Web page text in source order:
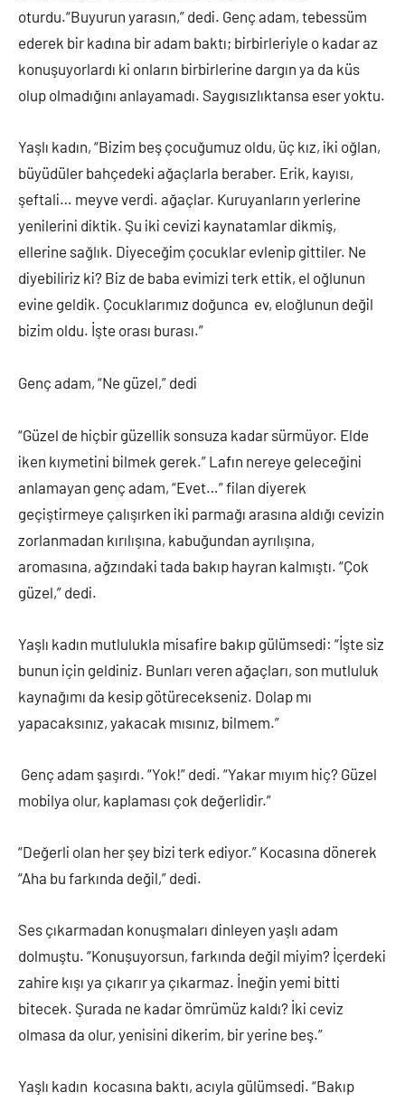
oturdu.“Buyurun yarasın,” dedi. Genç adam, tebessüm
ederek bir kadına bir adam baktı; birbirleriyle o kadar az
konuşuyorlardı ki onların birbirlerine dargın ya da küs
olup olmadığını anlayamadı. Saygısızlıktansa eser yoktu.
Yaşlı kadın, “Bizim beş çocuğumuz oldu, üç kız, iki oğlan,
büyüdüler bahçedeki ağaçlarla beraber. Erik, kayısı,
şeftali… meyve verdi. ağaçlar. Kuruyanların yerlerine
yenilerini diktik. Şu iki cevizi kaynatamlar dikmiş,
ellerine sağlık. Diyeceğim çocuklar evlenip gittiler. Ne
diyebiliriz ki? Biz de baba evimizi terk ettik, el oğlunun
evine geldik. Çocuklarımız doğunca ev, eloğlunun değil
bizim oldu. İşte orası burası.”
Genç adam, “Ne güzel,” dedi
“Güzel de hiçbir güzellik sonsuza kadar sürmüyor. Elde
iken kıymetini bilmek gerek.” Lafın nereye geleceğini
anlamayan genç adam, “Evet…” filan diyerek
geçiştirmeye çalışırken iki parmağı arasına aldığı cevizin
zorlanmadan kırılışına, kabuğundan ayrılışına,
aromasına, ağzındaki tada bakıp hayran kalmıştı. “Çok
güzel,” dedi.
Yaşlı kadın mutlulukla misafire bakıp gülümsedi: “İşte siz
bunun için geldiniz. Bunları veren ağaçları, son mutluluk
kaynağımı da kesip götürecekseniz. Dolap mı
yapacaksınız, yakacak mısınız, bilmem.”
Genç adam şaşırdı. “Yok!” dedi. “Yakar mıyım hiç? Güzel
mobilya olur, kaplaması çok değerlidir.”
“Değerli olan her şey bizi terk ediyor.” Kocasına dönerek
“Aha bu farkında değil,” dedi.
Ses çıkarmadan konuşmaları dinleyen yaşlı adam
dolmuştu. “Konuşuyorsun, farkında değil miyim? İçerdeki
zahire kışı ya çıkarır ya çıkarmaz. İneğin yemi bitti
bitecek. Şurada ne kadar ömrümüz kaldı? İki ceviz
olmasa da olur, yenisini dikerim, bir yerine beş.”
Yaşlı kadın kocasına baktı, acıyla gülümsedi. “Bakıp